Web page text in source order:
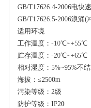
GB/T17626.4-2006电快
GB/T17626.5-2006浪涌(
适用环境
工作温度：-10℃~+55℃
贮存温度：-20℃~+65℃
相对湿度：5%~95%不
海拔：≤2500m
污染等级：2级
防护等级：IP20